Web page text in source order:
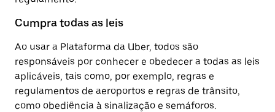
Cumpra todas as leis
Ao usar a Plataforma da Uber, todos são
responsáveis por conhecer e obedecer a todas as leis
aplicáveis, tais como, por exemplo, regras e
regulamentos de aeroportos e regras de trânsito,
como obediência à sinalização e semáforos.